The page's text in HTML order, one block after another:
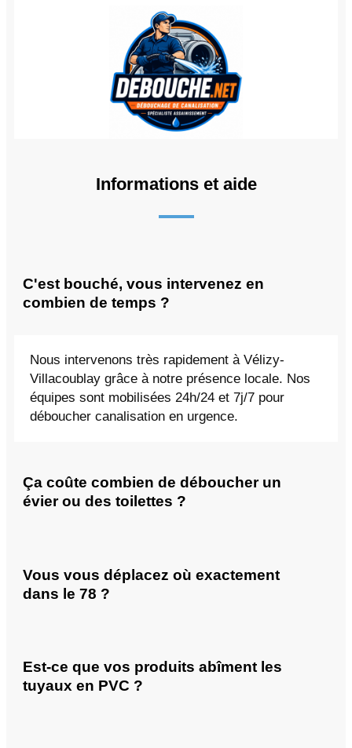
Informations et aide
C'est bouché, vous intervenez en
combien de temps ?
Nous intervenons très rapidement à Vélizy-
Villacoublay grâce à notre présence locale. Nos
équipes sont mobilisées 24h/24 et 7j/7 pour
déboucher canalisation en urgence.
Ça coûte combien de déboucher un
évier ou des toilettes ?
Vous vous déplacez où exactement
dans le 78 ?
Est-ce que vos produits abîment les
tuyaux en PVC ?